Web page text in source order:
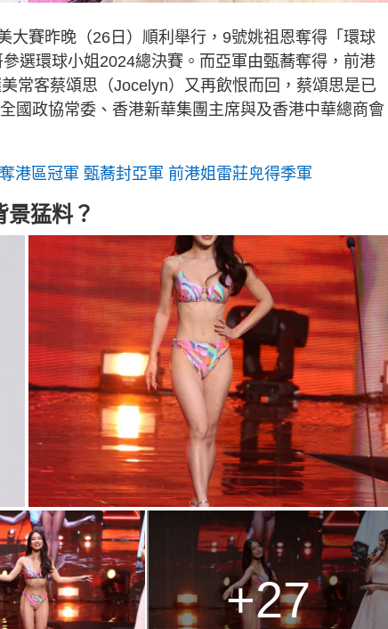
大賽昨晚（26日）順利舉行，9號姚祖恩奪得「環球
選環球小姐2024總決賽。而亞軍由甄蕎奪得，前港
常客蔡頌思（Jocelyn）又再飲恨而回，蔡頌思是已
國政協常委、香港新華集團主席與及香港中華總商會
港區冠軍 甄蕎封亞軍 前港姐雷莊𠒇得季軍
猛料？
+27